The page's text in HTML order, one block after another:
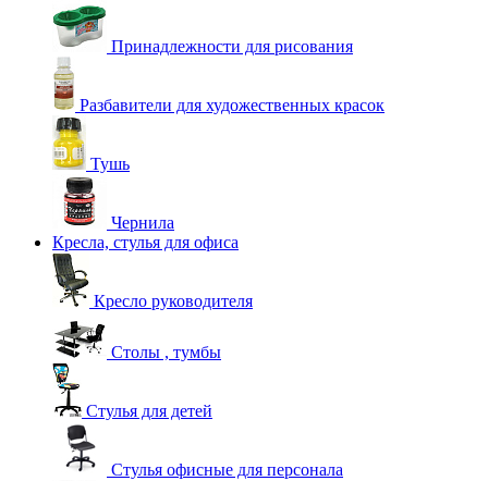
Принадлежности для рисования
Разбавители для художественных красок
Тушь
Чернила
Кресла, стулья для офиса
Кресло руководителя
Столы , тумбы
Стулья для детей
Стулья офисные для персонала